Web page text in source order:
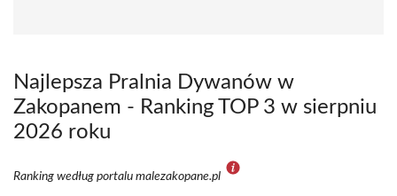
Najlepsza Pralnia Dywanów w
Zakopanem - Ranking TOP 3 w sierpniu
2026 roku
Ranking według portalu malezakopane.pl